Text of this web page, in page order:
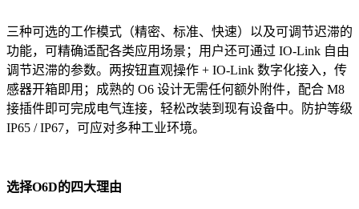
三种可选的工作模式（精密、标准、快速）以及可调节迟滞的
功能，可精确适配各类应用场景；用户还可通过 IO-Link 自由
调节迟滞的参数。两按钮直观操作 + IO-Link 数字化接入，传
感器开箱即用；成熟的 O6 设计无需任何额外附件，配合 M8
接插件即可完成电气连接，轻松改装到现有设备中。防护等级
IP65 / IP67，可应对多种工业环境。
选择O6D的四大理由